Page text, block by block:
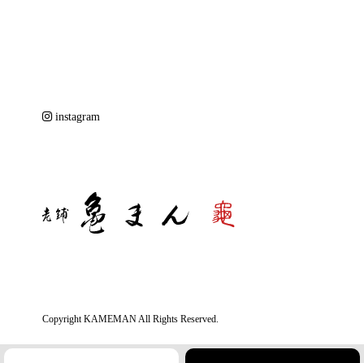
instagram
Copyright KAMEMAN All Rights Reserved.